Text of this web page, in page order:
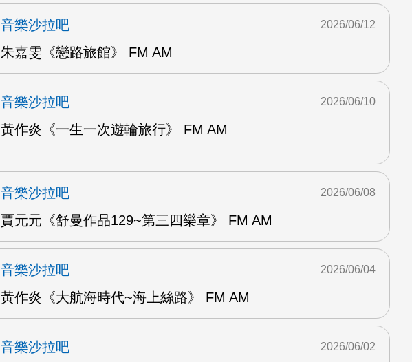
音樂沙拉吧
朱嘉雯《戀路旅館》 FM AM
2026/06/12
音樂沙拉吧
黃作炎《一生一次遊輪旅行》 FM AM
2026/06/10
音樂沙拉吧
賈元元《舒曼作品129~第三四樂章》 FM AM
2026/06/08
音樂沙拉吧
黃作炎《大航海時代~海上絲路》 FM AM
2026/06/04
音樂沙拉吧 2026/06/02